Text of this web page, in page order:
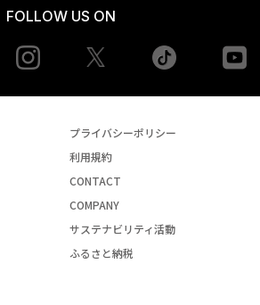
FOLLOW US ON
Instagram tiktok
プライバシーポリシー
利用規約
CONTACT
COMPANY
サステナビリティ活動
ふるさと納税